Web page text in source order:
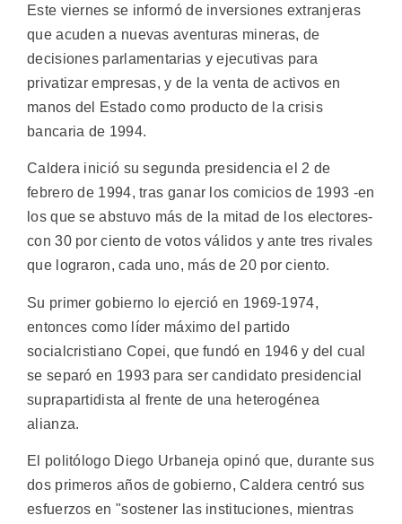
Este viernes se informó de inversiones extranjeras
que acuden a nuevas aventuras mineras, de
decisiones parlamentarias y ejecutivas para
privatizar empresas, y de la venta de activos en
manos del Estado como producto de la crisis
bancaria de 1994.
Caldera inició su segunda presidencia el 2 de
febrero de 1994, tras ganar los comicios de 1993 -en
los que se abstuvo más de la mitad de los electores-
con 30 por ciento de votos válidos y ante tres rivales
que lograron, cada uno, más de 20 por ciento.
Su primer gobierno lo ejerció en 1969-1974,
entonces como líder máximo del partido
socialcristiano Copei, que fundó en 1946 y del cual
se separó en 1993 para ser candidato presidencial
suprapartidista al frente de una heterogénea
alianza.
El politólogo Diego Urbaneja opinó que, durante sus
dos primeros años de gobierno, Caldera centró sus
esfuerzos en "sostener las instituciones, mientras